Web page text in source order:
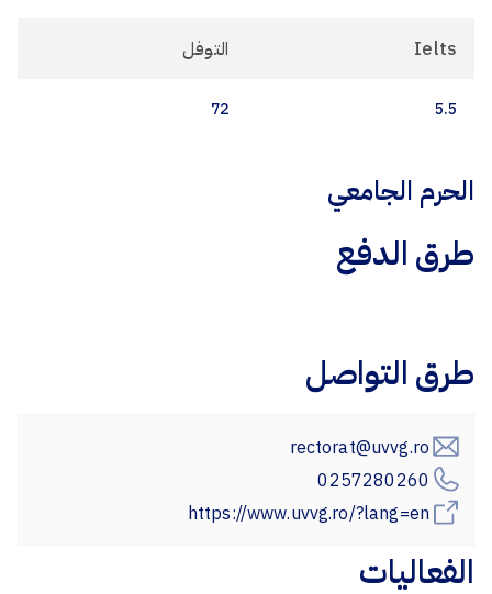
Ielts التوفل
5.5
72
الحرم الجامعي
طرق الدفع
طرق التواصل
rectorat@uvvg.ro
0257280260
https://www.uvvg.ro/?lang=en
الفعاليات